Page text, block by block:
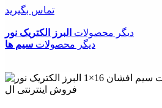
تماس بگیرید
دیگر محصولات البرز الکتریک نور
دیگر محصولات سیم ها